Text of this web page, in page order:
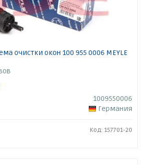
очистки окон 100 955 0006 MEYLE
1009550006
Германия
Код: 157701-20